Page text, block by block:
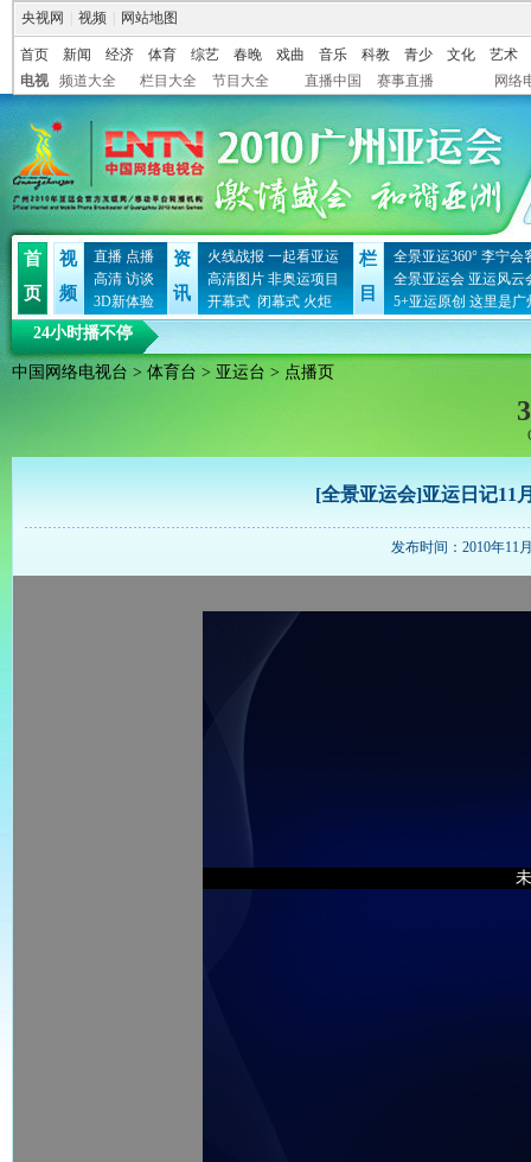
央视网 视频 网站地图
首页 新闻 经济 体育 综艺 春晚 戏曲 音乐 科教 青少 文化
艺术
电视
频道大全 栏目大全 节目大全 直播中国 赛事直播 网络
首
页
视
频
直播 点播
高清 访谈
3D新体验
资
讯
火线战报 一起看亚运
高清图片 非奥运项目
开幕式 闭幕式 火炬
栏
目
全景亚运360° 李宁会
全景亚运会 亚运风云
5+亚运原创 这里是广
24小时播不停
中国网络电视台 > 体育台 > 亚运台 > 点播页
[全景亚运会]亚运日记11
发布时间：2010年11